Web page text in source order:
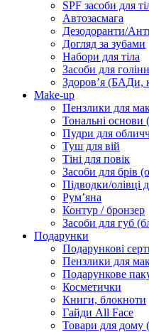
SPF засоби для
Автозасмага
Дезодоранти/
Догляд за зубами
Набори для тіла
Засоби для
Здоровʼя (БАДи,
Make-up
Пензлики для
Тональні
Пудри для
Туш для вій
Тіні для повік
Засоби для брів
Підводки/олівці
Румʼяна
Контур / бронзер
Засоби для губ
Подарунки
Подарункові
Пензлики для
Подарункове
Косметички
Книги, блокноти
Гайди All Face
Товари для дому